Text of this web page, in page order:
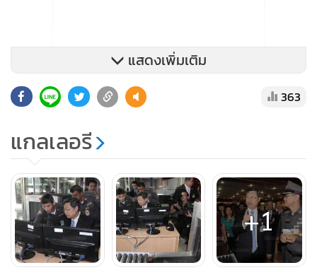
เมื่อถามว่า หน่วยข่าวกรองมีการแจ้งเตือนมายังรัฐสภาหรือไม่
นายสุรชัยกล่าวว่า ยังไม่มี แต่ในฐานะผู้บริหารสภาฯ และได้
แสดงเพิ่มเติม
363
แกลเลอรี
+1